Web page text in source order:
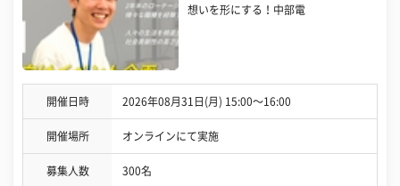
想いを形にする！中部電
開催日時 2026年08月31日(月) 15:00〜16:00
開催場所 オンラインにて実施
募集人数 300名